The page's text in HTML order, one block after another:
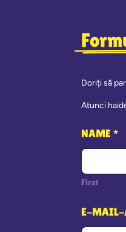
Doriți să
Atunci
NAME*
First
E-MAIL-